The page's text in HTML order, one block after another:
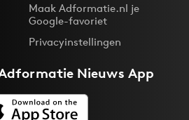
Maak Adformatie.nl je
Google-favoriet
Privacyinstellingen
Nieuws App